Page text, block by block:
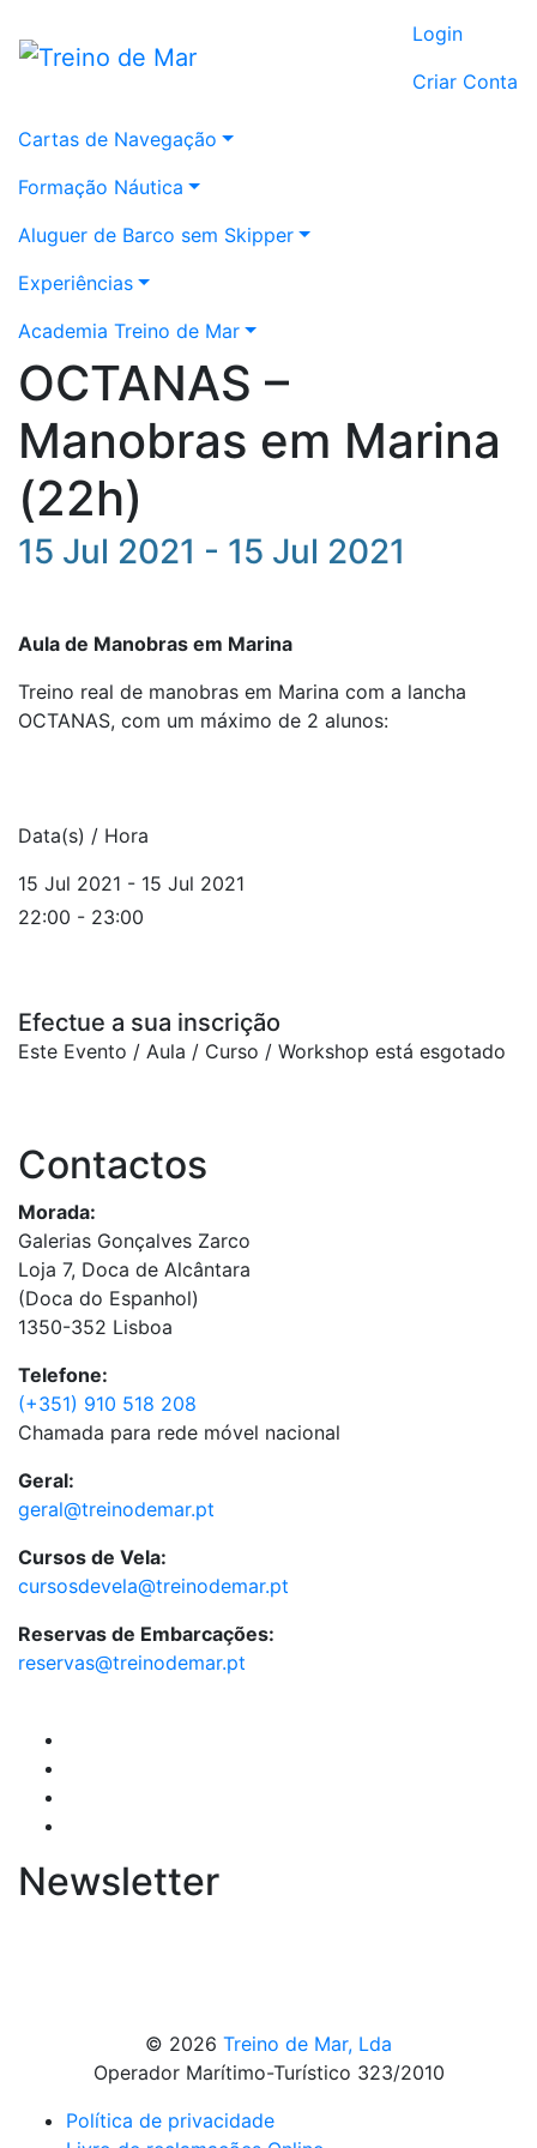
Login
Criar Conta
Cartas de Navegação
Formação Náutica
Aluguer de Barco sem Skipper
Experiências
Academia Treino de Mar
OCTANAS –
Manobras em Marina
(22h)
15 Jul 2021 - 15 Jul 2021
Aula de Manobras em Marina
Treino real de manobras em Marina com a lancha
OCTANAS, com um máximo de 2 alunos:
Data(s) / Hora
15 Jul 2021 - 15 Jul 2021
22:00 - 23:00
Efectue a sua inscrição
Este Evento / Aula / Curso / Workshop está esgotado
Contactos
Morada:
Galerias Gonçalves Zarco
Loja 7, Doca de Alcântara
(Doca do Espanhol)
1350-352 Lisboa
Telefone:
(+351) 910 518 208
Chamada para rede móvel nacional
Geral:
geral@treinodemar.pt
Cursos de Vela:
cursosdevela@treinodemar.pt
Reservas de Embarcações:
reservas@treinodemar.pt
Newsletter
© 2026 Treino de Mar, Lda
Operador Marítimo-Turístico 323/2010
Política de privacidade